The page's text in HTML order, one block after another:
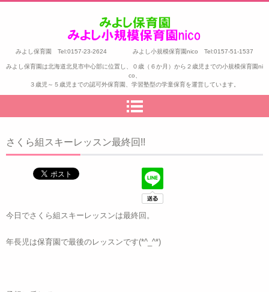
みよし保育園 Tel:0157-23-2624 みよし小規模保育園nico Tel:0157-51-1537
みよし保育園は北海道北見市中心部に位置し、０歳（６か月）から２歳児までの小規模保育園ni
co、
３歳児～５歳児までの認可外保育園、学習塾型の学童保育を運営しています。
さくら組スキーレッスン最終回!!
今日でさくら組スキーレッスンは最終回。
年長児は保育園で最後のレッスンです(*^_^*)